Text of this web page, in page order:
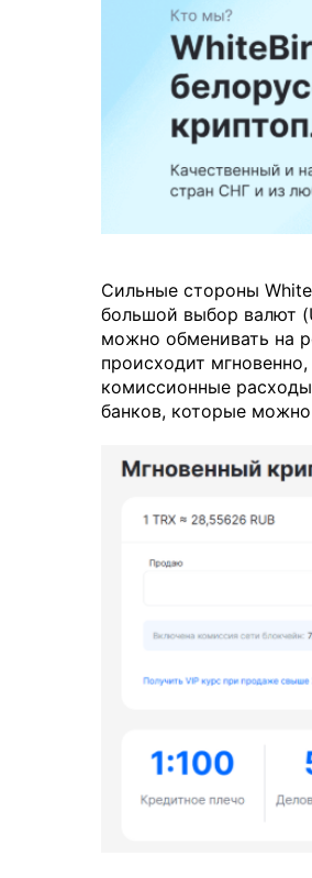
Сильные стороны
большой выбор валют
можно обменивать на
происходит
комиссионные
банков, которые